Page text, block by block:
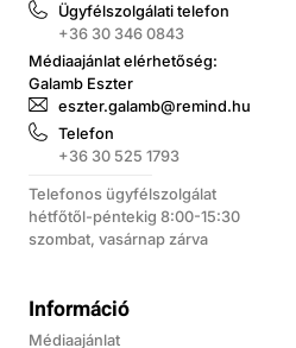
Ügyfélszolgálati telefon
+36 30 346 0843
Médiaajánlat elérhetőség:
Galamb Eszter
eszter.galamb@remind.hu
Telefon
+36 30 525 1793
Telefonos ügyfélszolgálat
hétfőtől-péntekig 8:00-15:30
szombat, vasárnap zárva
Információ
Médiaajánlat